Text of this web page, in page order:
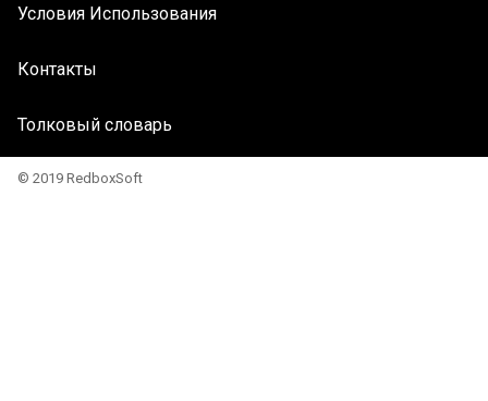
Условия Использования
Контакты
Толковый словарь
© 2019 RedboxSoft